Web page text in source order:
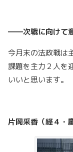
――次戦に向けて
今月末の法政戦は
課題を主力２人を
いいと思います。
片岡采香（経４・